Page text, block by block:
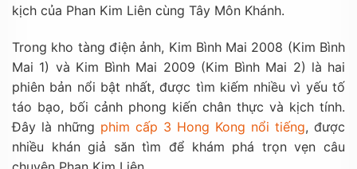
kịch của Phan Kim Liên cùng Tây Môn Khánh.
Trong kho tàng điện ảnh, Kim Bình Mai 2008 (Kim Bình
Mai 1) và Kim Bình Mai 2009 (Kim Bình Mai 2) là hai
phiên bản nổi bật nhất, được tìm kiếm nhiều vì yếu tố
táo bạo, bối cảnh phong kiến chân thực và kịch tính.
Đây là những phim cấp 3 Hong Kong nổi tiếng, được
nhiều khán giả săn tìm để khám phá trọn vẹn câu